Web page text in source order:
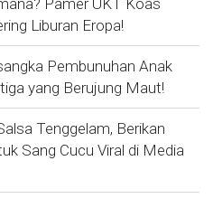
Pamer UKT Koas
Liburan Eropa!
Pembunuhan Anak
yang Berujung Maut!
Tenggelam, Berikan
Sang Cucu Viral di Media